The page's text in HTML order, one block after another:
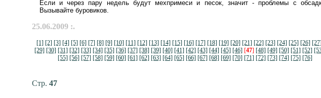
Если и через пару недель будут мехпримеси и песок, значит - проблемы с
Вызывайте буровиков.
25.06.2009 :.
[1] [2] [3] [4] [5] [6] [7] [8] [9] [10] [11] [12] [13] [14] [15] [16] [17] [18] [19] [20] [21] [22] [23] [24] [25] [26]
[29] [30] [31] [32] [33] [34] [35] [36] [37] [38] [39] [40] [41] [42] [43] [44] [45] [46] [47] [48] [49] [50] [51] [52]
[55] [56] [57] [58] [59] [60] [61] [62] [63] [64] [65] [66] [67] [68] [69] [70] [71] [72] [73] [74] [75] [76]
Стр. 47